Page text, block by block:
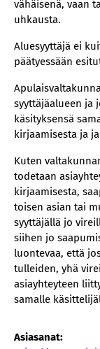
vähäisenä, vaan
uhkausta.
Aluesyyttäjä ei
päätyessään
syyttäjäalueen ja
käsityksensä
kirjaamisesta ja
Kuten
todetaan
kirjaamisesta,
toisen asian tai
syyttäjällä jo
siihen jo
luontevaa, että
tulleiden, yhä
asiayhteyteen
samalle
Asiasanat: